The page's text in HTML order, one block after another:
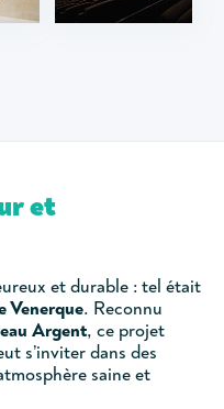
et
et durable : tel était
Venerque. Reconnu
Argent, ce projet
s’inviter dans des
saine et